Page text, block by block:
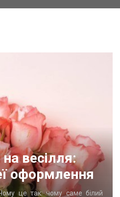
на весілля:
оформлення
це так: чому саме білий